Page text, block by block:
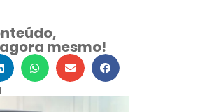
mesmo!